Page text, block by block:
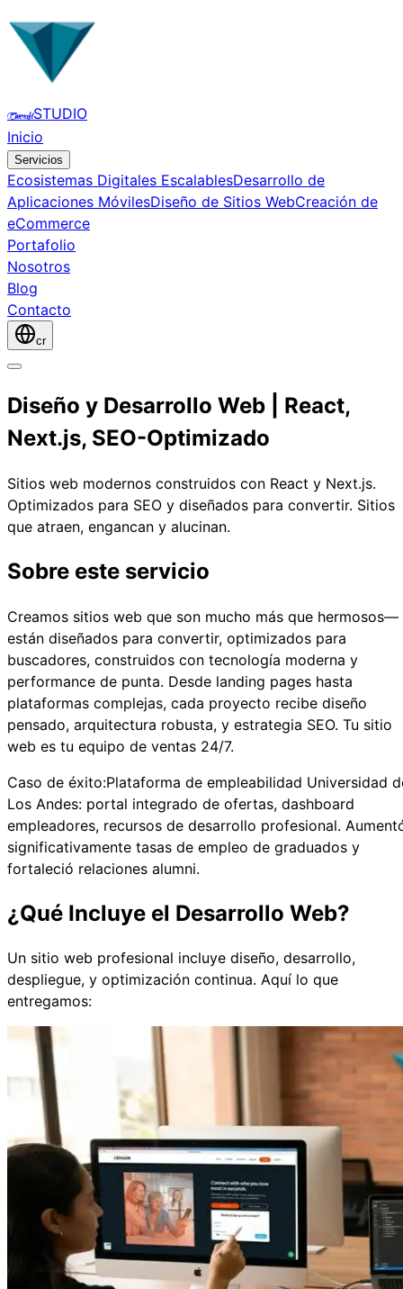
EmeraldSTUDIO
Inicio
Servicios
Ecosistemas Digitales EscalablesDesarrollo de
Aplicaciones MóvilesDiseño de Sitios WebCreación de
eCommerce
Portafolio
Nosotros
Blog
Contacto
cr
Diseño y Desarrollo Web | React,
Next.js, SEO-Optimizado
Sitios web modernos construidos con React y Next.js.
Optimizados para SEO y diseñados para convertir. Sitios
que atraen, engancan y alucinan.
Sobre este servicio
Creamos sitios web que son mucho más que hermosos—
están diseñados para convertir, optimizados para
buscadores, construidos con tecnología moderna y
performance de punta. Desde landing pages hasta
plataformas complejas, cada proyecto recibe diseño
pensado, arquitectura robusta, y estrategia SEO. Tu sitio
web es tu equipo de ventas 24/7.
Caso de éxito:Plataforma de empleabilidad Universidad
Los Andes: portal integrado de ofertas, dashboard
empleadores, recursos de desarrollo profesional.
significativamente tasas de empleo de graduados y
fortaleció relaciones alumni.
¿Qué Incluye el Desarrollo Web?
Un sitio web profesional incluye diseño, desarrollo,
despliegue, y optimización continua. Aquí lo que
entregamos: